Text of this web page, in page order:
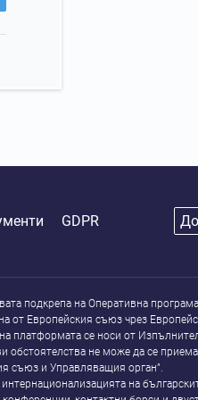
GDPR
подкрепа на Оперативна
от Европейския съюз чрез
платформата се носи от
обстоятелства не може да се
съюз и Управляващия орган”.
на